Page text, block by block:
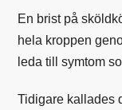
En brist på
hela kroppen
leda till symtom
Tidigare kallades